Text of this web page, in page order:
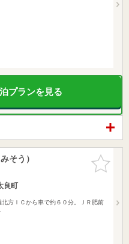
プランを見る
お気に入
りに追加
そう）
良町
方ＩＣから車で約６０分。ＪＲ肥前